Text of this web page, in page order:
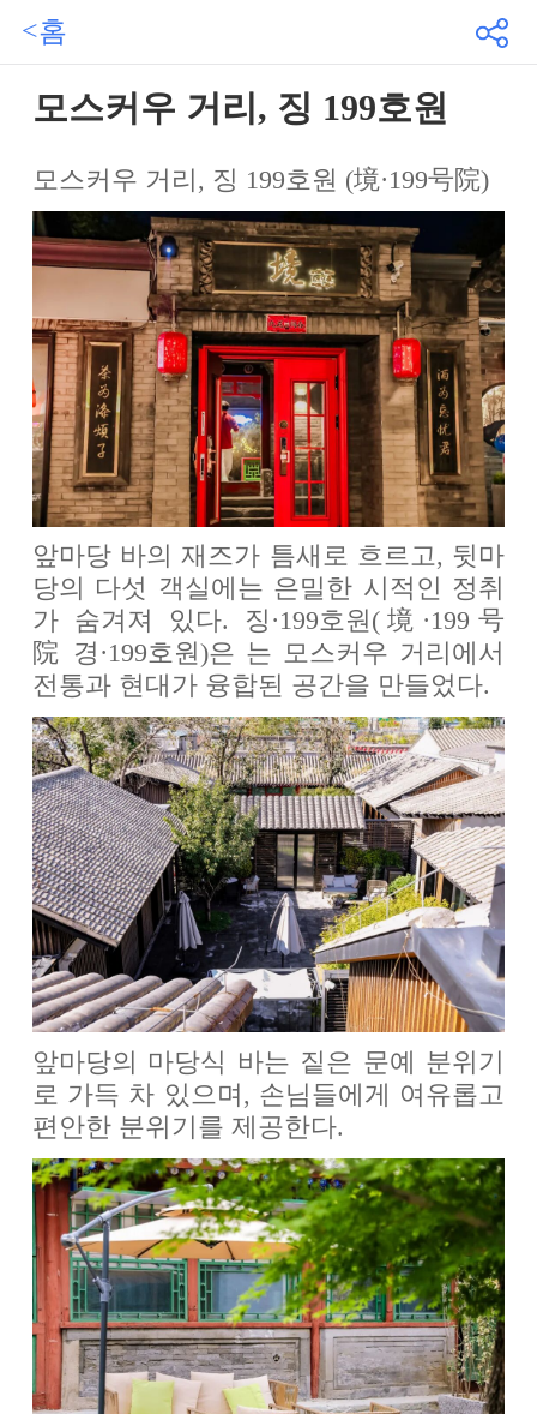
<홈
모스커우 거리, 징 199호원
모스커우 거리, 징 199호원 (境·199号院)
앞마당 바의 재즈가 틈새로 흐르고, 뒷마
당의 다섯 객실에는 은밀한 시적인 정취
가 숨겨져 있다. 징·199호원(境·199号
院 경·199호원)은 는 모스커우 거리에서
전통과 현대가 융합된 공간을 만들었다.
앞마당의 마당식 바는 짙은 문예 분위기
로 가득 차 있으며, 손님들에게 여유롭고
편안한 분위기를 제공한다.